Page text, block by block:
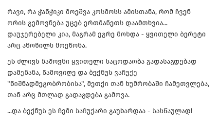
რავი, რა ჭანჭიკი მოეშვა კოსმოსს ამისთანა, რომ ჩვენ
ორის გემოვნება უცებ ერთმანეთს დაამთხვია...
დაუჯერებელი კია, მაგრამ ეგრე მოხდა - ყვითელი ბერეტი
არც აწოწილს მოეწონა.
ეს ძლივს ნაშოვნი ყვითელი საცოდაობა გადასაგდებად
დამენანა, წამოვიღე და ბექნუს ვაჩუქე
"ნიშნადმეგობრობისა", მეთქი თან ხუმრობაში ჩამეთვლება,
თან არც მთლად გადაგდება გამოვა.
...და ბექნუს ეს ჩემი საჩუქარი გაუხარდაა - სასწაულად!